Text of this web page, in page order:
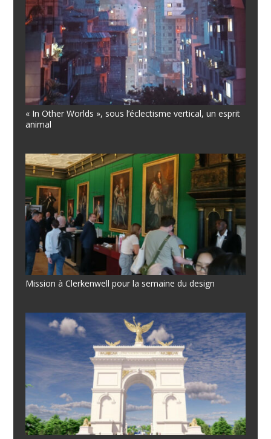
« In Other Worlds », sous l’éclectisme vertical, un esprit
animal
Mission à Clerkenwell pour la semaine du design